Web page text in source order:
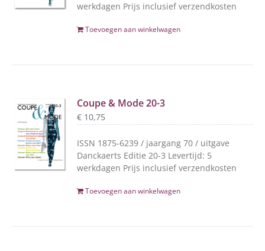
werkdagen Prijs inclusief verzendkosten
Toevoegen aan winkelwagen
Coupe & Mode 20-3
€ 10,75
ISSN 1875-6239 / jaargang 70 / uitgave
Danckaerts Editie 20-3 Levertijd: 5
werkdagen Prijs inclusief verzendkosten
Toevoegen aan winkelwagen